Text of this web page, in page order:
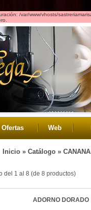
/var/www/vhosts/
Ofertas Web
Inicio » Catálogo »
del 1 al 8 (de 8 productos)
ADORNO DORADO